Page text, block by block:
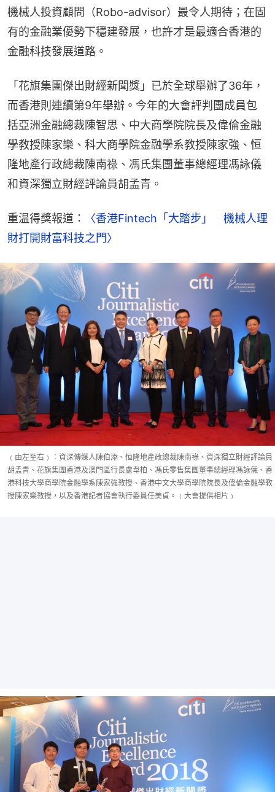
機械人投資顧問（Robo-advisor）最令人期待；在固
有的金融業優勢下穩建發展，也許才是最適合香港的
金融科技發展道路。
「花旗集團傑出財經新聞獎」已於全球舉辦了36年，
而香港則連續第9年舉辦。今年的大會評判團成員包
括亞洲金融總裁陳智思、中大商學院院長及偉倫金融
學教授陳家樂、科大商學院金融學系教授陳家強、恒
隆地產行政總裁陳南祿、馮氏集團董事總經理馮詠儀
和資深獨立財經評論員胡孟青。
重温得獎報道：
〈香港Fintech「大踏步」　機械人理
財打開財富科技之門〉
﹙由左至右﹚︰資深傳媒人陳伯添、恒隆地產政總裁陳南祿、資深獨立財經評論員
胡孟青、花旗集團香港及澳門區行長盧韋柏、馮氏零售集團董事總經理馮詠儀、香
港科技大學商學院金融學系陳家強教授、香港中文大學商學院院長及偉倫金融學教
授陳家樂教授，以及香港記者協會執行委員任美貞。﹙大會提供相片﹚